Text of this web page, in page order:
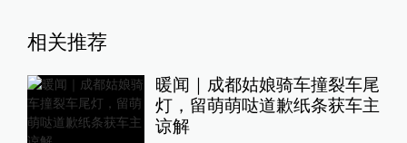
相关推荐
暖闻｜成都姑娘骑车撞裂车尾
灯，留萌萌哒道歉纸条获车主
谅解